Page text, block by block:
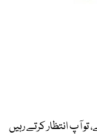
تو آپ انتظار کرتے رہیں